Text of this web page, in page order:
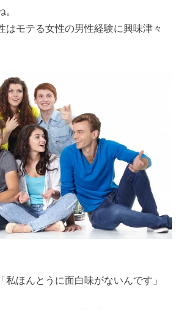
はモテる女性の男性経験に興味津々
私ほんとうに面白味がないんです」